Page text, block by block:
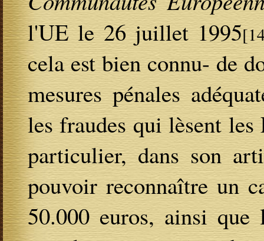
l'UE le 26 juillet 1995
cela est bien connu- de
mesures pénales
les fraudes qui lèsent
particulier, dans son
pouvoir reconnaître un
50.000 euros, ainsi